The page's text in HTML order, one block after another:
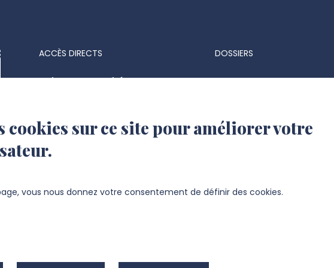
ACCÈS DIRECTS
Achats & marchés
Fiche d'identité UPJV
Offres d'emploi
DOSSIERS
Espace Presse
Université de Picardie Jules Verne -
cookies sur ce site pour améliorer votre
vous nous donnez votre consentement de définir des cookies.